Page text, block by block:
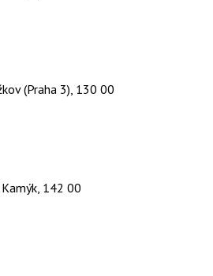
(Praha 3), 130 00
142 00